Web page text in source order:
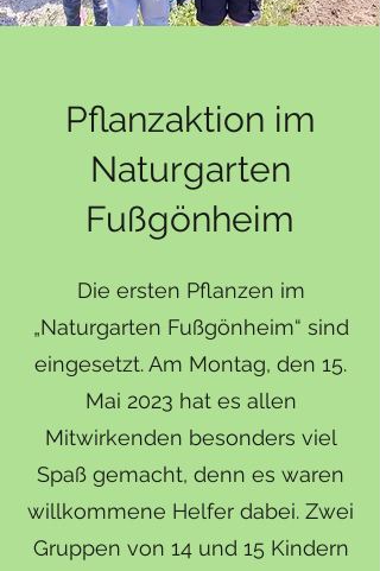
Pflanzaktion im
Naturgarten
Fußgönheim
Die ersten Pflanzen im
„Naturgarten Fußgönheim“ sind
eingesetzt. Am Montag, den 15.
Mai 2023 hat es allen
Mitwirkenden besonders viel
Spaß gemacht, denn es waren
willkommene Helfer dabei. Zwei
Gruppen von 14 und 15 Kindern